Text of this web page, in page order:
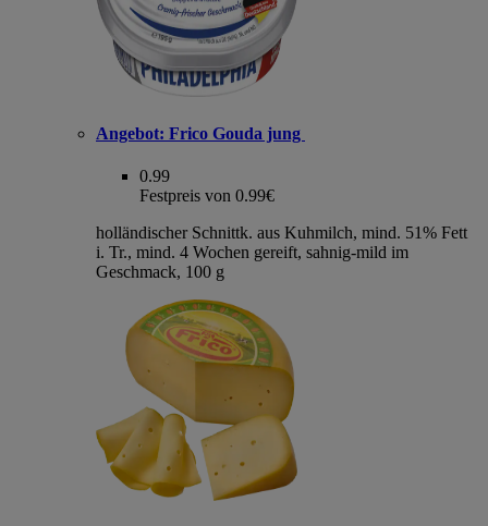
Angebot: Frico Gouda jung
0.99
Festpreis von 0.99€
holländischer Schnittk. aus Kuhmilch, mind. 51% Fett
i. Tr., mind. 4 Wochen gereift, sahnig-mild im
Geschmack, 100 g